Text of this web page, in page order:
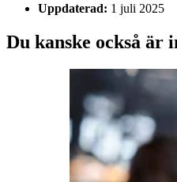
Uppdaterad: 1 juli 2025
Du kanske också är